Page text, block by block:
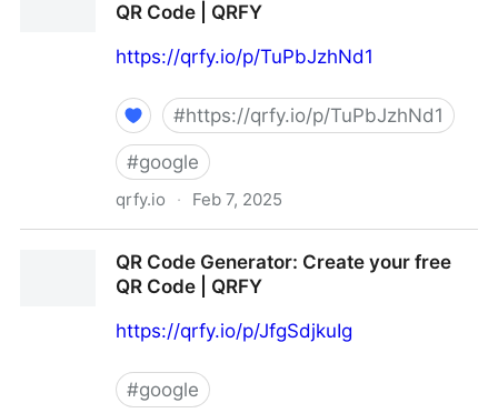
QR Code | QRFY
https://qrfy.io/p/TuPbJzhNd1
#https://qrfy.io/p/TuPbJzhNd1
#google
qrfy.io · Feb 7, 2025
QR Code Generator: Create your free
QR Code | QRFY
https://qrfy.io/p/JfgSdjkuIg
#google